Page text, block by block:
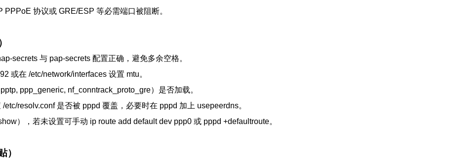
协议或 GRE/ESP 等必需端口被阻断。
secrets 与 pap-secrets 配置正确，避免多余空格。
或在 /etc/network/interfaces 设置 mtu。
ppp_generic, nf_conntrack_proto_gre）是否加载。
resolv.conf 是否被 pppd 覆盖，必要时在 pppd 加上 usepeerdns。
），若未设置可手动 ip route add default dev ppp0 或 pppd +defaultroute。
）